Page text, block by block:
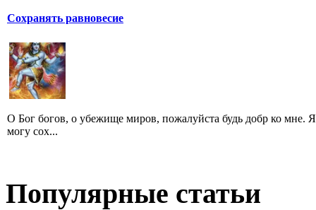
Сохранять равновесие
O Бог богов, о убежище миров, пожалуйста будь добр ко мне.
могу сох...
Популярные статьи